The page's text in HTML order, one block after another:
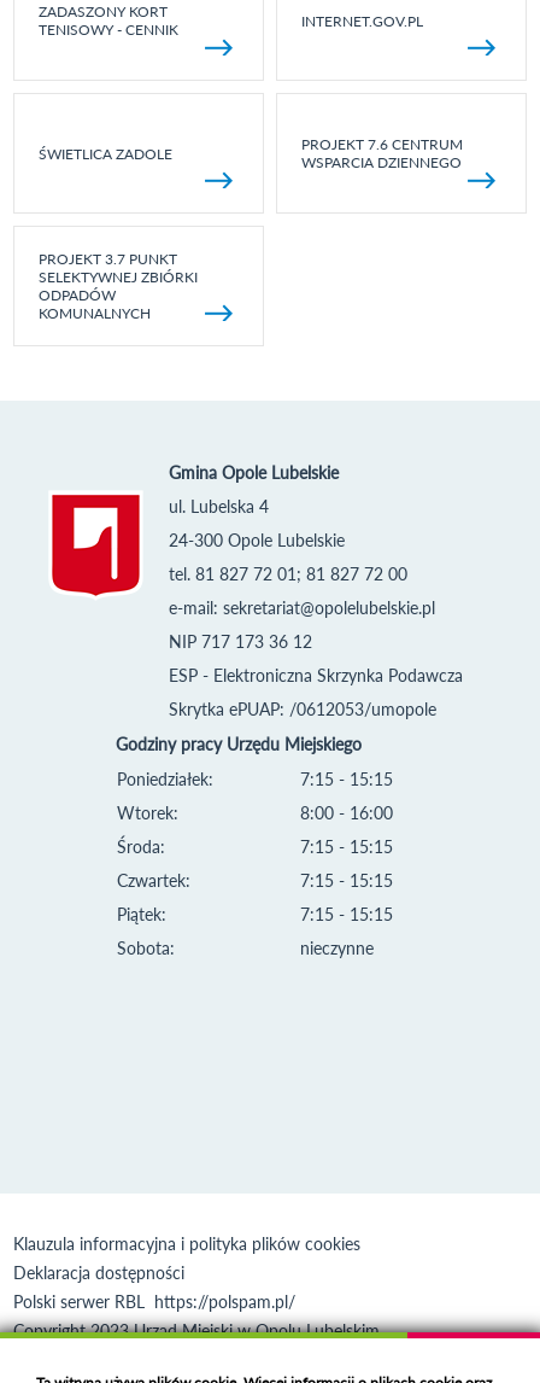
ZADASZONY KORT
TENISOWY - CENNIK
INTERNET.GOV.PL
ŚWIETLICA ZADOLE
PROJEKT 7.6 CENTRUM
WSPARCIA DZIENNEGO
PROJEKT 3.7 PUNKT
SELEKTYWNEJ ZBIÓRKI
ODPADÓW
KOMUNALNYCH
Gmina Opole Lubelskie
ul. Lubelska 4
24-300 Opole Lubelskie
tel. 81 827 72 01; 81 827 72 00
e-mail: sekretariat@opolelubelskie.pl
NIP 717 173 36 12
ESP - Elektroniczna Skrzynka Podawcza
Skrytka ePUAP: /0612053/umopole
Godziny pracy Urzędu Miejskiego
Poniedziałek:
Wtorek:
Środa:
Czwartek:
Piątek:
Sobota:
7:15 - 15:15
8:00 - 16:00
7:15 - 15:15
7:15 - 15:15
7:15 - 15:15
nieczynne
Klauzula informacyjna i polityka plików cookies
Deklaracja dostępności
Polski serwer RBL https://polspam.pl/
Copyright 2023 Urząd Miejski w Opolu Lubelskim